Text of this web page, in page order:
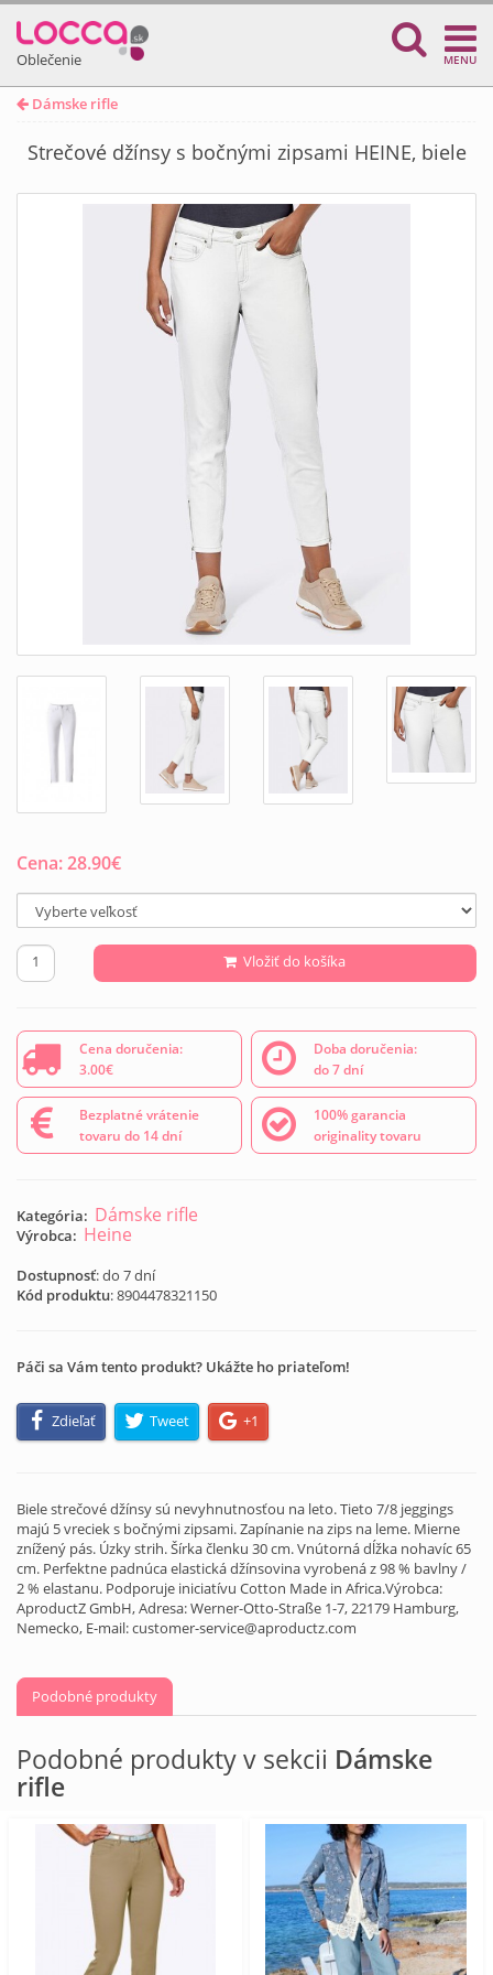
Oblečenie MENU
Dámske rifle
Strečové džínsy s bočnými zipsami HEINE, biele
Cena:28.90€
Vložiť do košíka
Cena doručenia:
3.00€
Doba doručenia:
do 7 dní
Bezplatné vrátenie
tovaru do 14 dní
100% garancia
originality tovaru
Kategória: Dámske rifle
Výrobca: Heine
Dostupnosť: do 7 dní
Kód produktu:8904478321150
Páči sa Vám tento produkt? Ukážte ho priateľom!
Zdieľať Tweet +1
Biele strečové džínsy sú nevyhnutnosťou na leto. Tieto 7/8 jeggings
majú 5 vreciek s bočnými zipsami. Zapínanie na zips na leme. Mierne
znížený pás. Úzky strih. Šírka členku 30 cm. Vnútorná dĺžka nohavíc 65
cm. Perfektne padnúca elastická džínsovina vyrobená z 98 % bavlny /
2 % elastanu. Podporuje iniciatívu Cotton Made in Africa.Výrobca:
AproductZ GmbH, Adresa: Werner-Otto-Straße 1-7, 22179 Hamburg,
Nemecko, E-mail: customer-service@aproductz.com
Podobné produkty
Podobné produkty v sekcii Dámske
rifle